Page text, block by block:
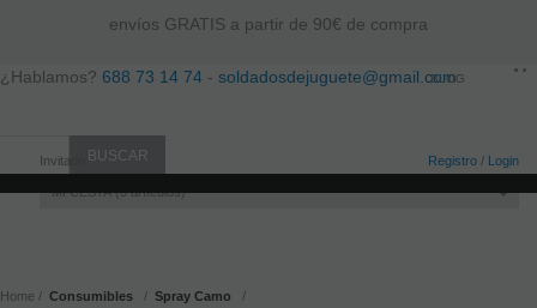
envíos GRATIS a partir de 90€ de compra
¿Hablamos? 688 73 14 74 - soldadosdejuguete@gmail.com
Invitado Registro / Login
MI CESTA 0artículos
BLOG
Home Consumibles Spray Camo